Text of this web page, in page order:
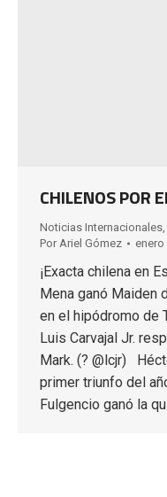
CHILENOS POR
Noticias Internacionales,
Por Ariel Gómez enero
¡Exacta chilena en
Mena ganó Maiden
en el hipódromo de
Luis Carvajal Jr.
Mark. (? @lcjr)
primer triunfo del
Fulgencio ganó la